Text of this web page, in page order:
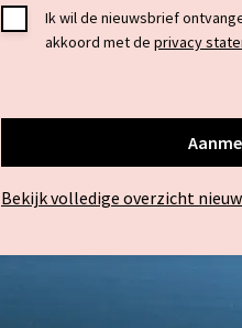
Toestemming
Ik wil de nieuwsbrief
akkoord met de privacy
Bekijk volledige overzicht